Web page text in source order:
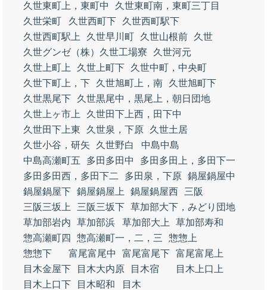
久世東町上，東町中
久世東町南，東町三丁目
久世栄町
久世西町下
久世西町駅下
久世西町駅上
久世早川町 久世山根前
久世
久世グンゼ（株）久世工場寮
久世河元
久世上町上
久世上町下
久世中町，中央町
久世下町上，下
久世旭町上，南
久世旭町下
久世黒尾下
久世黒尾中，黒尾上，朝日団地
久世上ヶ市上
久世田下上西，田下中
久世田下上東
久世泉，下原
久世土居
久世小谷，研矢
久世野白
中島中島
中島高瀬町五
多田多田中
多田多田上，多田下一
多田多田西，多田下二
多田泉，下原 鍋屋鍋屋中
鍋屋鍋屋下 鍋屋鍋屋上 鍋屋鍋屋西
三阪
三阪三坂上
三阪三坂下 草加部大下，みどり団地
草加部岩内
草加部浜 草加部大上
草加部寿和
惣高瀬町四
惣高瀬町一，二，三
惣惣上
惣惣下
富尾富尾中 富尾富尾下 富尾富尾上
目木金屋下
目木大内原 目木宿
目木上口上
目木上口下
目木昭和
目木